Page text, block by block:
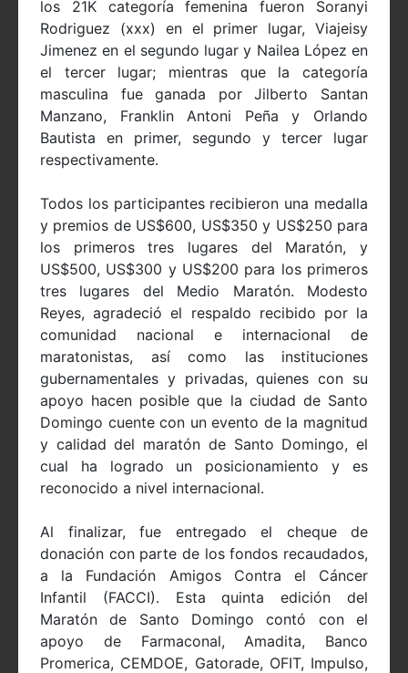
los 21K categoría femenina fueron Soranyi
Rodriguez (xxx) en el primer lugar, Viajeisy
Jimenez en el segundo lugar y Nailea López en
el tercer lugar; mientras que la categoría
masculina fue ganada por Jilberto Santan
Manzano, Franklin Antoni Peña y Orlando
Bautista en primer, segundo y tercer lugar
respectivamente.
Todos los participantes recibieron una medalla
y premios de US$600, US$350 y US$250 para
los primeros tres lugares del Maratón, y
US$500, US$300 y US$200 para los primeros
tres lugares del Medio Maratón. Modesto
Reyes, agradeció el respaldo recibido por la
comunidad nacional e internacional de
maratonistas, así como las instituciones
gubernamentales y privadas, quienes con su
apoyo hacen posible que la ciudad de Santo
Domingo cuente con un evento de la magnitud
y calidad del maratón de Santo Domingo, el
cual ha logrado un posicionamiento y es
reconocido a nivel internacional.
Al finalizar, fue entregado el cheque de
donación con parte de los fondos recaudados,
a la Fundación Amigos Contra el Cáncer
Infantil (FACCI). Esta quinta edición del
Maratón de Santo Domingo contó con el
apoyo de Farmaconal, Amadita, Banco
Promerica, CEMDOE, Gatorade, OFIT, Impulso,